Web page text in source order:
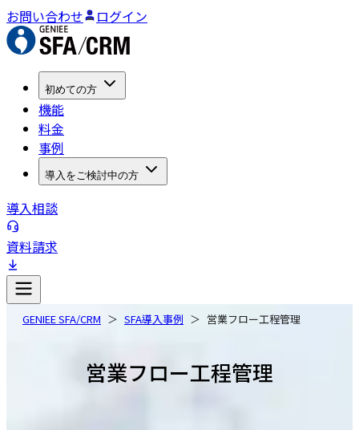
お問い合わせ ログイン
初めての方
機能
料金
事例
導入をご検討中の方
導入相談
資料請求
GENIEE SFA/CRM SFA導入事例 営業フロー工程管理
営業フロー工程管理